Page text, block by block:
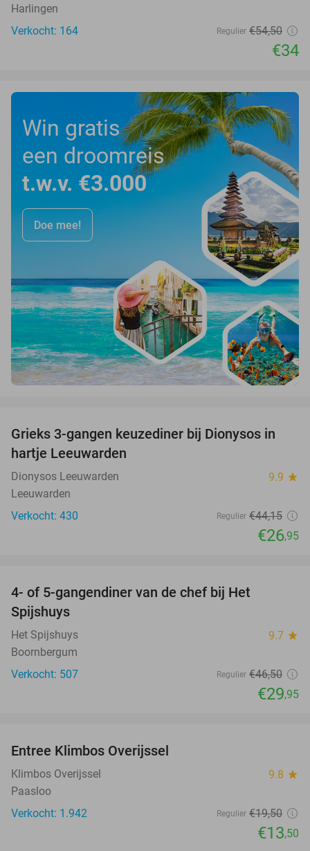
Harlingen
Verkocht: 164
Regulier €54,50
€34
Win gratis
een droomreis
t.w.v. €3.000
Doe mee!
39%
Grieks 3-gangen keuzediner bij Dionysos in
hartje Leeuwarden
Dionysos Leeuwarden 9.9 star
Leeuwarden
Verkocht: 430
Regulier €44,15
€26,95
4- of 5-gangendiner van de chef bij Het
Spijshuys
Het Spijshuys 9.7 star
Boornbergum
Verkocht: 507
Regulier €46,50
€29,95
Entree Klimbos Overijssel
Klimbos Overijssel 9.8 star
Paasloo
Verkocht: 1.942
Regulier €19,50
€13,50